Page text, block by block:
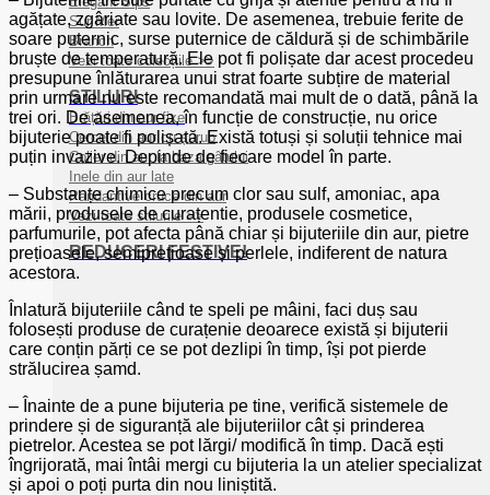
Sur Mer
Branch
Vezi toate colecțiile >>
STILURI
Brățări din aur fixe
Cercei din aur cu șurub
Colier din aur la baza gâtului
Inele din aur late
Pandantive cruce din aur
Vezi toate stilurile >>
REDUCERI FESTIVE!
agățate, zgâriate sau lovite. De asemenea, trebuie ferite de
soare puternic, surse puternice de căldură și de schimbările
bruște de temperatură. Ele pot fi polișate dar acest procedeu
presupune înlăturarea unui strat foarte subțire de material
prin urmare nu este recomandată mai mult de o dată, până la
trei ori. De asemenea, în funcție de construcție, nu orice
bijuterie poate fi polișată. Există totuși și soluții tehnice mai
puțin invazive. Depinde de fiecare model în parte.
– Substanțe chimice precum clor sau sulf, amoniac, apa
mării, produsele de curațentie, produsele cosmetice,
parfumurile, pot afecta până chiar și bijuteriile din aur, pietre
prețioasele, semiprețioase și perlele, indiferent de natura
acestora.
Înlatură bijuteriile când te speli pe mâini, faci duș sau
folosești produse de curațenie deoarece există și bijuterii
care conțin părți ce se pot dezlipi în timp, își pot pierde
strălucirea șamd.
– Înainte de a pune bijuteria pe tine, verifică sistemele de
prindere și de siguranță ale bijuteriilor cât și prinderea
pietrelor. Acestea se pot lărgi/ modifică în timp. Dacă ești
îngrijorată, mai întâi mergi cu bijuteria la un atelier specializat
și apoi o poți purta din nou liniștită.